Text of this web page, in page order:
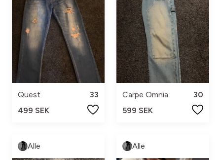
Quest
33
499 SEK
Carpe Omnia
30
599 SEK
Alle Alle